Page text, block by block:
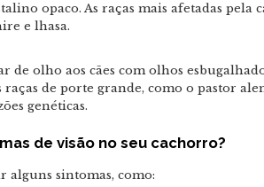
opaco. As raças mais afetadas pela
e lhasa.
de olho aos cães com olhos
raças de porte grande, como o pastor
genéticas.
de visão no seu cachorro?
alguns sintomas, como: